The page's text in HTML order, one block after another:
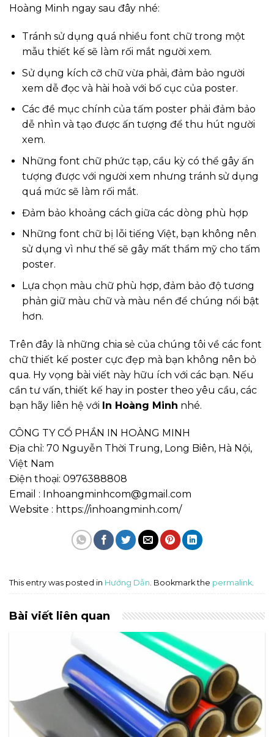
Hoàng Minh ngay sau đây nhé:
Tránh sử dụng quá nhiều font chữ trong một
mẫu thiết kế sẽ làm rối mắt người xem.
Sử dụng kích cỡ chữ vừa phải, đảm bảo người
xem dễ đọc và hài hoà với bố cục của poster.
Các đề mục chính của tấm poster phải đảm bảo
dễ nhìn và tạo được ấn tượng để thu hút người
xem.
Những font chữ phức tạp, cầu kỳ có thể gây ấn
tượng được với người xem nhưng tránh sử dụng
quá mức sẽ làm rối mắt.
Đảm bảo khoảng cách giữa các dòng phù hợp
Những font chữ bị lỗi tiếng Việt, bạn không nên
sử dụng vì như thế sẽ gây mất thẩm mỹ cho tấm
poster.
Lựa chọn màu chữ phù hợp, đảm bảo độ tương
phản giữ màu chữ và màu nền để chúng nổi bật
hơn.
Trên đây là những chia sẻ của chúng tôi về các font
chữ thiết kế poster cực đẹp mà bạn không nên bỏ
qua. Hy vọng bài viết này hữu ích với các bạn. Nếu
cần tư vấn, thiết kế hay in poster theo yêu cầu, các
bạn hãy liên hệ với In Hoàng Minh nhé.
CÔNG TY CỔ PHẦN IN HOÀNG MINH
Địa chỉ: 70 Nguyễn Thời Trung, Long Biên, Hà Nội,
Việt Nam
Điện thoại: 0976388808
Email : Inhoangminhcom@gmail.com
Website : https://inhoangminh.com/
This entry was posted in Hướng Dẫn . Bookmark the permalink
Bài viết liên quan